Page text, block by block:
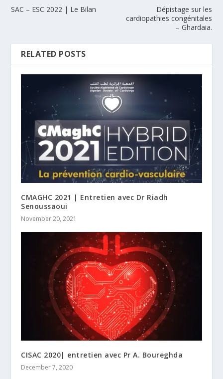
SAC – ESC 2022 | Le Bilan
Dépistage sur les
cardiopathies congénitales
– Ghardaia.
RELATED POSTS
CMAGHC 2021 | Entretien avec Dr Riadh
Senoussaoui
November 20, 2021
CISAC 2020| entretien avec Pr A. Boureghda
December 7, 2020